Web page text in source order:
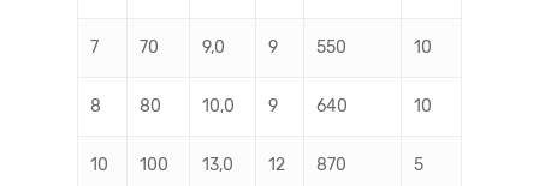
7 70 9,0 9 550 10
8 80 10,0 9 640 10
10 100 13,0 12 870 5